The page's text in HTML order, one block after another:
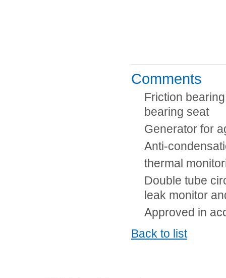
Comments
Friction
bearing seat
Generator for
Anti-
thermal
Double tube
leak monitor
Approved in
Back to list